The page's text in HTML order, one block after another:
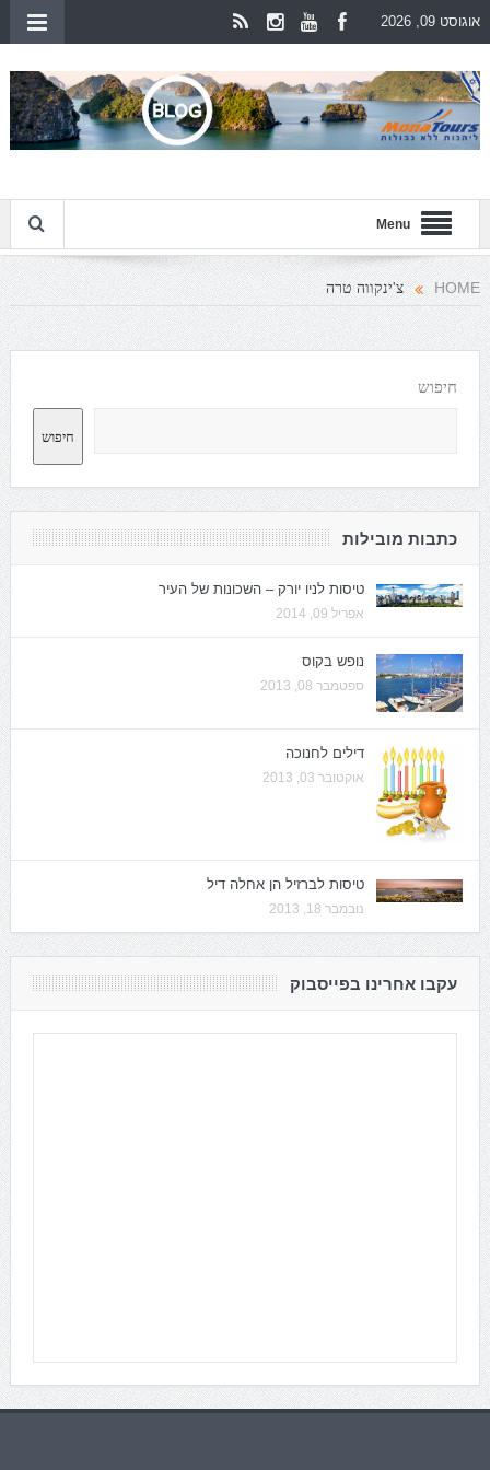
אוגוסט 09, 2026
Menu
HOME צ'ינקווה טרה
חיפוש
חיפוש
כתבות מובילות
טיסות לניו יורק – השכונות של העיר
אפריל 09, 2014
נופש בקוס
ספטמבר 08, 2013
דילים לחנוכה
אוקטובר 03, 2013
טיסות לברזיל הן אחלה דיל
נובמבר 18, 2013
עקבו אחרינו בפייסבוק